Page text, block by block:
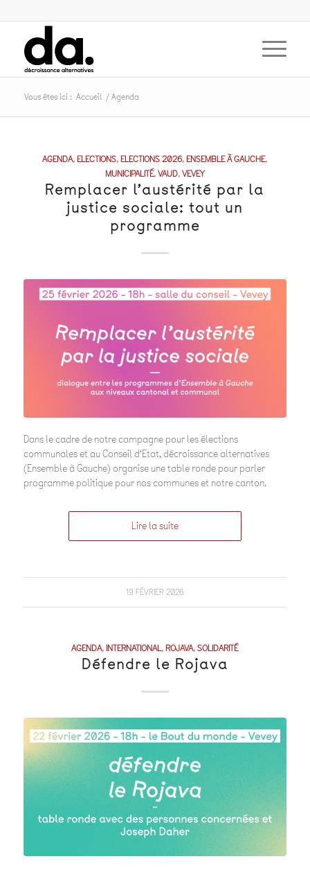
Vous êtes ici : Accueil / Agenda
AGENDA,ELECTIONS,ELECTIONS 2026,ENSEMBLE À GAUCHE,
MUNICIPALITÉ,VAUD,VEVEY
Remplacer l’austérité par la
justice sociale: tout un
programme
Dans le cadre de notre campagne pour les élections
communales et au Conseil d’Etat, décroissance alternatives
(Ensemble à Gauche) organise une table ronde pour parler
programme politique pour nos communes et notre canton.
Lire la suite
19 FÉVRIER 2026
AGENDA, INTERNATIONAL,ROJAVA,SOLIDARITÉ
Défendre le Rojava